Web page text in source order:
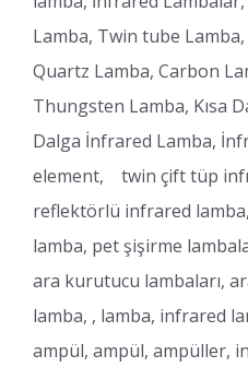
Lamba, Twin tube
Quartz Lamba, Carbon
Thungsten Lamba, Kısa
Dalga İnfrared Lamba,
element, twin çift tüp
reflektörlü infrared
lamba, pet şişirme
ara kurutucu lambaları,
lamba, , lamba, infrared
ampül, ampül, ampüller,